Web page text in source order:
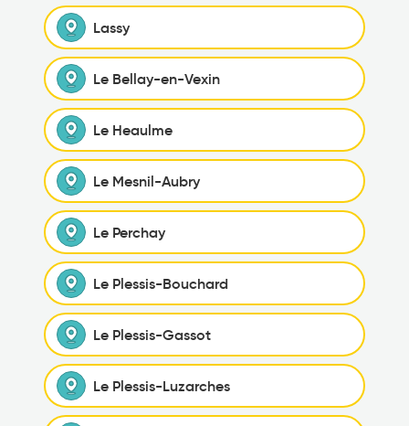
Lassy
Le Bellay-en-Vexin
Le Heaulme
Le Mesnil-Aubry
Le Perchay
Le Plessis-Bouchard
Le Plessis-Gassot
Le Plessis-Luzarches